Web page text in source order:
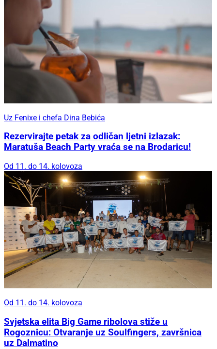
Uz Fenixe i chefa Dina Bebića
Rezervirajte petak za odličan ljetni izlazak:
Maratuša Beach Party vraća se na Brodaricu!
Od 11. do 14. kolovoza
Od 11. do 14. kolovoza
Svjetska elita Big Game ribolova stiže u
Rogoznicu: Otvaranje uz Soulfingers, završnica
uz Dalmatino